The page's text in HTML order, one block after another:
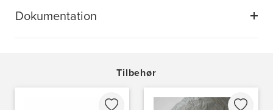
Dokumentation
Tilbehør